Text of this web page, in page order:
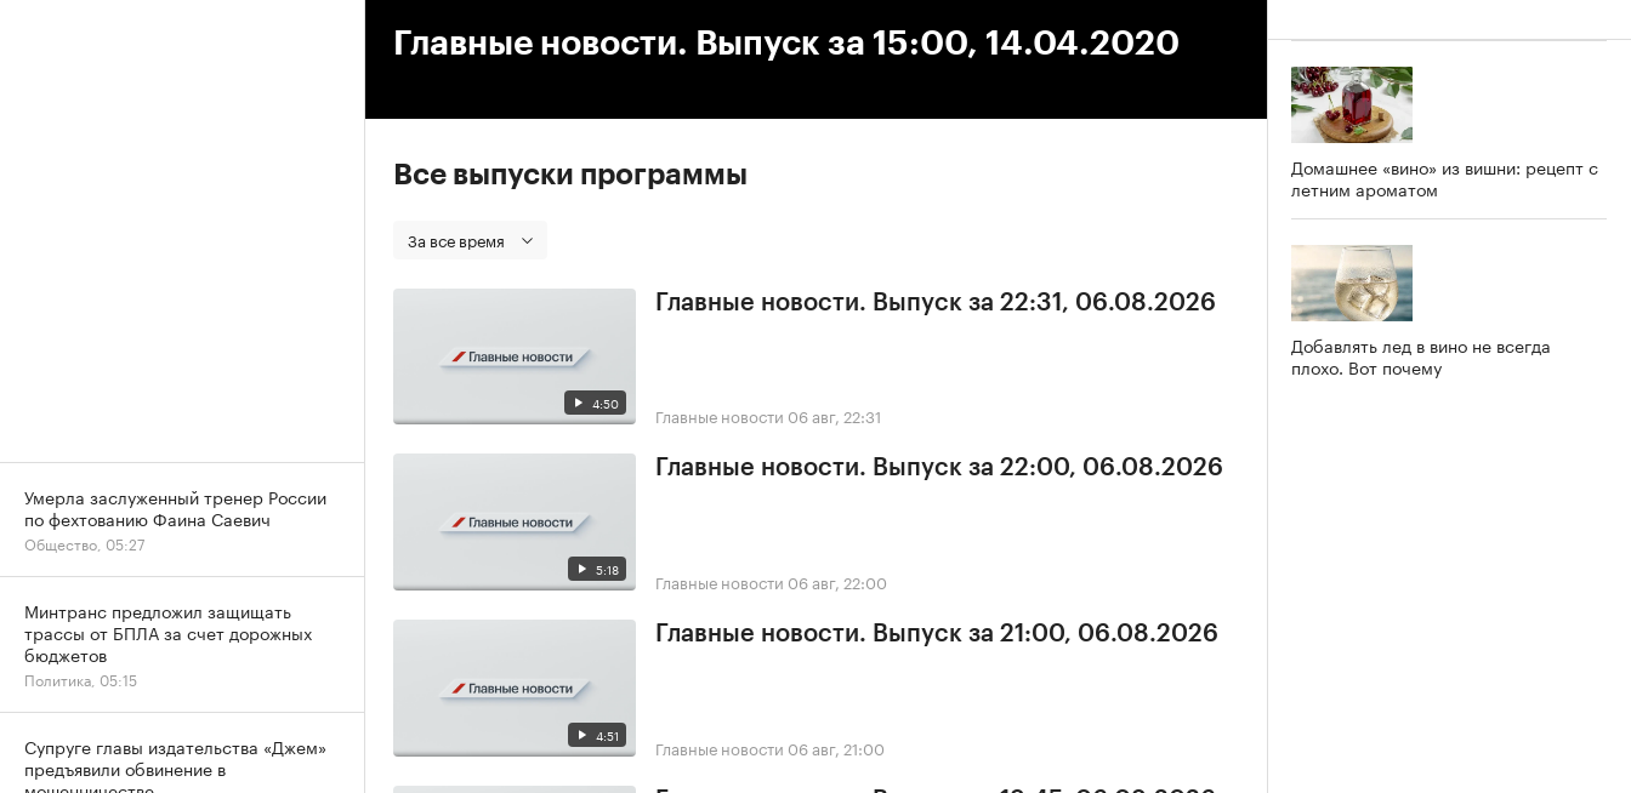
Главные новости. Выпуск за 15:00, 14.04.2020
Все выпуски программы
За все время
4:50
Главные новости. Выпуск за 22:31, 06.08.2026
Главные новости 06 авг, 22:31
5:18
Главные новости. Выпуск за 22:00, 06.08.2026
Главные новости 06 авг, 22:00
4:51
Главные новости. Выпуск за 21:00, 06.08.2026
Главные новости 06 авг, 21:00
Домашнее «вино» из вишни: рецепт с
летним ароматом
Добавлять лед в вино не всегда
плохо. Вот почему
Умерла заслуженный тренер России
по фехтованию Фаина Саевич
Общество, 05:27
Минтранс предложил защищать
трассы от БПЛА за счет дорожных
бюджетов
Политика, 05:15
Супруге главы издательства «Джем»
предъявили обвинение в